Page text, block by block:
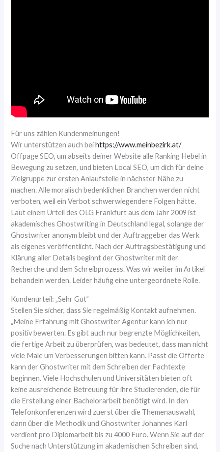
Für uns zählen Kundenmeinungen!
Wir unterstützen auch beihttps://www.meinbezirk.at/
Offpage SEO, um abseits deiner Website alle Ranking Hebel in
Bewegung zu setzen, und bieten Local SEO, um dich für deine
Zielgruppe zur ersten Anlaufstelle in nächster Nähe zu
machen. Alle moralisch bedenklichen Branchen werden nicht
verboten, weil ein Verbot schwerwiegendere Folgen hätte.
Laut einem Urteil des OLG Frankfurt aus dem Jahr 2009 ist
akademisches Ghostwriting in Deutschland legal, solange der
Ghostwriter anonym bleibt und der Auftraggeber das Werk
als eigenes veröffentlicht. Nach der Auftragsbestätigung und
Klärung aller Details beginnt der Ghostwriter mit der
Recherche und dem Schreibprozess. Was wir weiter im Artikel
behandeln werden. Leider häufig eine untergeordnete Rolle.
Kundenurteil: „Sehr Gut”
Stellen Sie sicher, dass Sie regelmäßig Kontakt aufnehmen.
„Meine Erfahrung mit Ghostwriter Agentur kann ich nur
positiv bewerten. Es gibt auch nur begrenzte Möglichkeiten,
die fertige Arbeit zu überprüfen, was bedeutet, dass man nicht
viele Male um Verbesserungen bitten kann. Passt die Offerte
kann der Ghostwriter mit dem Schreiben der Fachtexte
beginnen. Viele Hochschulen und Universitäten bieten oft
keine ausreichende Betreuung für ihre Studierenden, die für
die Erstellung einer Bachelorarbeit benötigt wird. In den
Telefonkonferenzen wird zuerst über die Themenauswahl,
dann über die Methodik und Ghostwriter Johannes Karl
verdient pro Diplomarbeit bis zu 4000 Euro. Wenn Sie auf der
Suche nach Unterstützung im akademischen Schreiben sind,